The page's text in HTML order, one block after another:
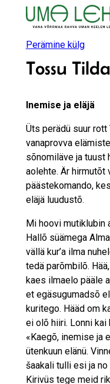
juurdePerämine külg
Tossu
Inemise ja eläjä
Üts perädü suur
vanaprovva
sõnomiläve ja tuust
aolehte. Är hirmutõt
päästekomando,
eläjä luudustõ.
Mi hoovi mutiklubin
Hallõ süämega
vällä kur’a ilma
tedä parõmbilõ.
kaes ilmaelo pääle
et egäsugumadsõ
kuritego. Hääd om
ei olõ hiiri. Lonni
«Kaegõ, inemise ja
ütenkuun elänü.
šaakali tulli esi ja no
Kirivüs tege meid